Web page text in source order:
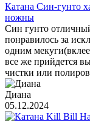
Катана Син-гунто
ножны
Син гунто
понравилось за
одним
все же прийдется
чистки или
Диана
05.12.2024